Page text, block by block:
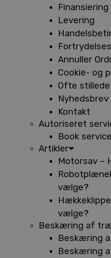
Finansiering
Levering
Annuller
Cookie- og
Ofte
Nyhedsbrev
Kontakt
Autoriseret
Book service
Artikler
Motorsav –
vælge?
vælge?
Beskæring af
Beskæring
Beskæring